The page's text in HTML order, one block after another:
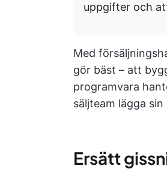
uppgifter och
Med
gör bäst – att
programvara
säljteam lägga
Ersätt